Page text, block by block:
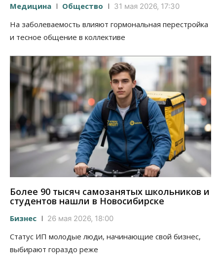
Медицина Общество 31 мая 2026, 17:30
На заболеваемость влияют гормональная перестройка
и тесное общение в коллективе
Более 90 тысяч самозанятых школьников и
студентов нашли в Новосибирске
Бизнес 26 мая 2026, 18:00
Статус ИП молодые люди, начинающие свой бизнес,
выбирают гораздо реже